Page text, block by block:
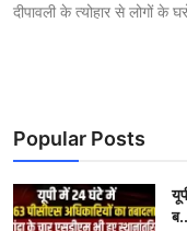
दीपावली के त्योहार से लोगों के
Popular Posts